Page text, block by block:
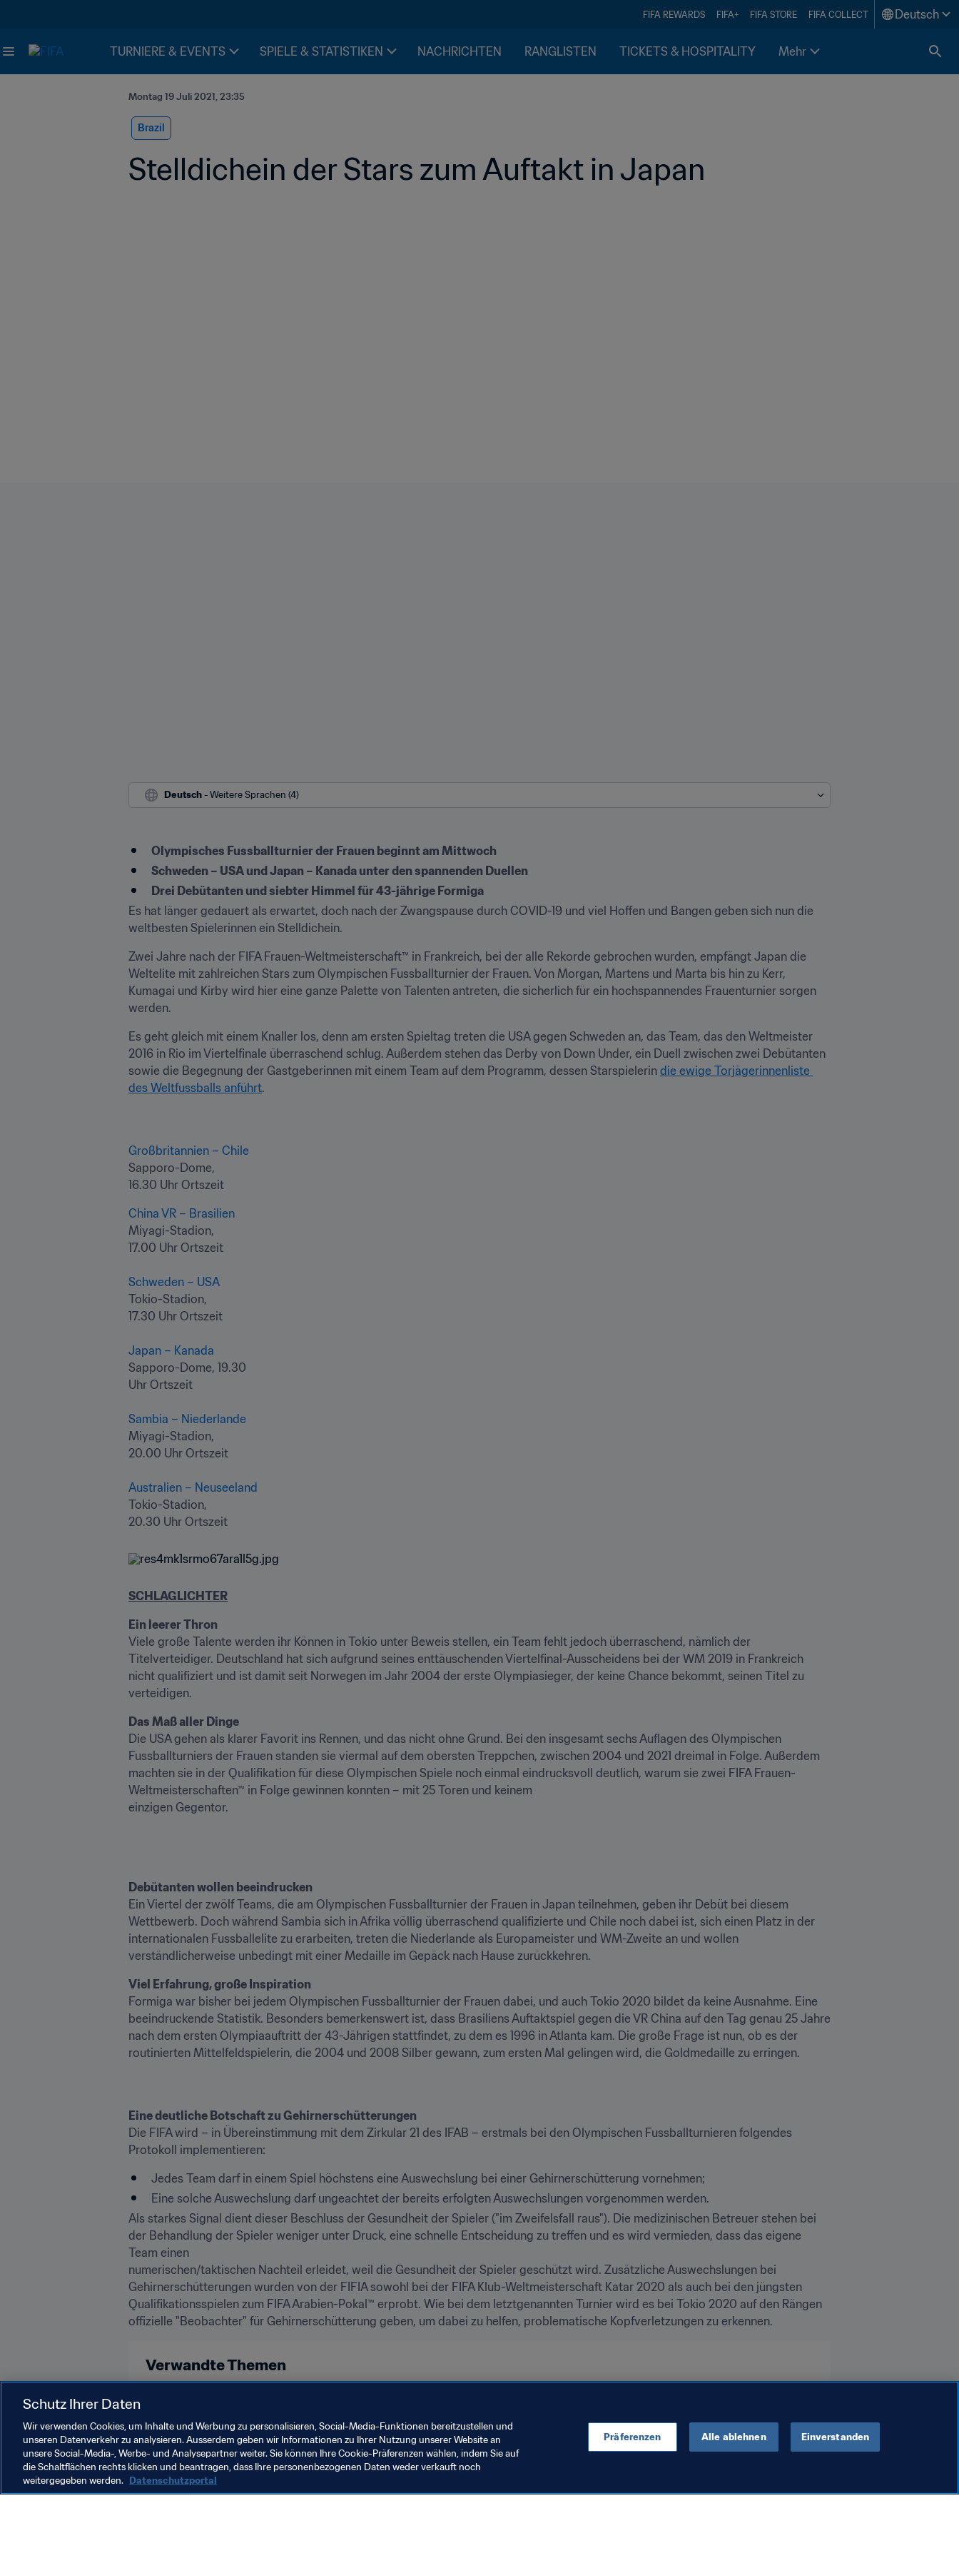
FIFA REWARDS FIFA+ FIFA STORE FIFA COLLECT Deutsch
TURNIERE & EVENTS SPIELE & STATISTIKEN NACHRICHTEN RANGLISTEN TICKETS & HOSPITALITY Mehr
Montag 19 Juli 2021, 23:35
Brazil
Stelldichein der Stars zum Auftakt in Japan
Deutsch - Weitere Sprachen (4)
Olympisches Fussballturnier der Frauen beginnt am Mittwoch
Schweden – USA und Japan – Kanada unter den spannenden Duellen
Drei Debütanten und siebter Himmel für 43-jährige Formiga
Es hat länger gedauert als erwartet, doch nach der Zwangspause durch COVID-19 und viel Hoffen und Bangen geben sich nun die
weltbesten Spielerinnen ein Stelldichein.
Zwei Jahre nach der FIFA Frauen-Weltmeisterschaft™ in Frankreich, bei der alle Rekorde gebrochen wurden, empfängt Japan die
Weltelite mit zahlreichen Stars zum Olympischen Fussballturnier der Frauen. Von Morgan, Martens und Marta bis hin zu Kerr,
Kumagai und Kirby wird hier eine ganze Palette von Talenten antreten, die sicherlich für ein hochspannendes Frauenturnier sorgen
werden.
Es geht gleich mit einem Knaller los, denn am ersten Spieltag treten die USA gegen Schweden an, das Team, das den Weltmeister
2016 in Rio im Viertelfinale überraschend schlug. Außerdem stehen das Derby von Down Under, ein Duell zwischen zwei Debütanten
sowie die Begegnung der Gastgeberinnen mit einem Team auf dem Programm, dessen Starspielerin die ewige Torjägerinnenliste
des Weltfussballs anführt.
Großbritannien – Chile
Sapporo-Dome,
16.30 Uhr Ortszeit
China VR – Brasilien
Miyagi-Stadion,
17.00 Uhr Ortszeit
Schweden – USA
Tokio-Stadion,
17.30 Uhr Ortszeit
Japan – Kanada
Sapporo-Dome, 19.30
Uhr Ortszeit
Sambia – Niederlande
Miyagi-Stadion,
20.00 Uhr Ortszeit
Australien – Neuseeland
Tokio-Stadion,
20.30 Uhr Ortszeit
SCHLAGLICHTER
Ein leerer Thron
Viele große Talente werden ihr Können in Tokio unter Beweis stellen, ein Team fehlt jedoch überraschend, nämlich der
Titelverteidiger. Deutschland hat sich aufgrund seines enttäuschenden Viertelfinal-Ausscheidens bei der WM 2019 in Frankreich
nicht qualifiziert und ist damit seit Norwegen im Jahr 2004 der erste Olympiasieger, der keine Chance bekommt, seinen Titel zu
verteidigen.
Das Maß aller Dinge
Die USA gehen als klarer Favorit ins Rennen, und das nicht ohne Grund. Bei den insgesamt sechs Auflagen des Olympischen
Fussballturniers der Frauen standen sie viermal auf dem obersten Treppchen, zwischen 2004 und 2021 dreimal in Folge. Außerdem
machten sie in der Qualifikation für diese Olympischen Spiele noch einmal eindrucksvoll deutlich, warum sie zwei FIFA Frauen-
Weltmeisterschaften™ in Folge gewinnen konnten – mit 25 Toren und keinem
einzigen Gegentor.
Debütanten wollen beeindrucken
Ein Viertel der zwölf Teams, die am Olympischen Fussballturnier der Frauen in Japan teilnehmen, geben ihr Debüt bei diesem
Wettbewerb. Doch während Sambia sich in Afrika völlig überraschend qualifizierte und Chile noch dabei ist, sich einen Platz in der
internationalen Fussballelite zu erarbeiten, treten die Niederlande als Europameister und WM-Zweite an und wollen
verständlicherweise unbedingt mit einer Medaille im Gepäck nach Hause zurückkehren.
Viel Erfahrung, große Inspiration
Formiga war bisher bei jedem Olympischen Fussballturnier der Frauen dabei, und auch Tokio 2020 bildet da keine Ausnahme. Eine
beeindruckende Statistik. Besonders bemerkenswert ist, dass Brasiliens Auftaktspiel gegen die VR China auf den Tag genau 25 Jahre
nach dem ersten Olympiaauftritt der 43-Jährigen stattfindet, zu dem es 1996 in Atlanta kam. Die große Frage ist nun, ob es der
routinierten Mittelfeldspielerin, die 2004 und 2008 Silber gewann, zum ersten Mal gelingen wird, die Goldmedaille zu erringen.
Die FIFA wird – in Übereinstimmung mit dem Zirkular 21 des IFAB – erstmals bei den Olympischen Fussballturnieren folgendes
Protokoll implementieren:
Jedes Team darf in einem Spiel höchstens eine Auswechslung bei einer Gehirnerschütterung vornehmen;
Eine solche Auswechslung darf ungeachtet der bereits erfolgten Auswechslungen vorgenommen werden.
Als starkes Signal dient dieser Beschluss der Gesundheit der Spieler ("im Zweifelsfall raus"). Die medizinischen Betreuer stehen bei
der Behandlung der Spieler weniger unter Druck, eine schnelle Entscheidung zu treffen und es wird vermieden, dass das eigene
Team einen
numerischen/taktischen Nachteil erleidet, weil die Gesundheit der Spieler geschützt wird. Zusätzliche Auswechslungen bei
Gehirnerschütterungen wurden von der FIFIA sowohl bei der FIFA Klub-Weltmeisterschaft Katar 2020 als auch bei den jüngsten
Qualifikationsspielen zum FIFA Arabien-Pokal™️ erprobt. Wie bei dem letztgenannten Turnier wird es bei Tokio 2020 auf den Rängen
offizielle "Beobachter" für Gehirnerschütterung geben, um dabei zu helfen, problematische Kopfverletzungen zu erkennen.
Verwandte Themen
Schutz Ihrer Daten
Wir verwenden Cookies, um Inhalte und Werbung zu personalisieren, Social-Media-Funktionen bereitzustellen und
unseren Datenverkehr zu analysieren. Ausserdem geben wir Informationen zu Ihrer Nutzung unserer Website an
unsere Social-Media-, Werbe- und Analysepartner weiter. Sie können Ihre Cookie-Präferenzen wählen, indem Sie auf
die Schaltflächen rechts klicken und beantragen, dass Ihre personenbezogenen Daten weder verkauft noch
weitergegeben werden. Datenschutzportal
Präferenzen Alle ablehnen Einverstanden